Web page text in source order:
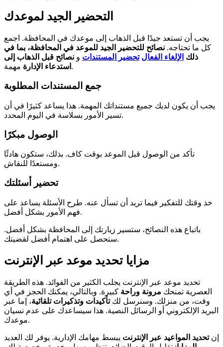
التحضير الجيد لموعدك
يجب أن تستعد جيدًا قبل الذهاب إلى موعدك في المحافظة. اجمع
كل ما تحتاجه. نصائح للتحضير الجيد للموعد في المحافظة، بما في
ذلك الإلغاء الفعال تحضير المستندات و نصائح قبل الذهاب إلى
استدعاء الإدارة مهمة.
جمع المستندات المطلوبة
يجب أن يكون لديك جميع مستنداتك المهمة. هذا يساعد كثيرًا في أن
تسير الأمور بسلاسة في اليوم المحدد.
الوصول مبكرًا
تأكد من الوصول قبل الموعد بوقت كاف. بذلك، ستكون هادئًا
ومستعدًا للنقاش.
تحضير أسئلتك
خذ وقتك للتفكير فيما تريد أن تسأل عنه. طرح الأسئلة يساعد على
فهم الأمور بشكل أفضل.
باتباع هذه النصائح، ستسير زيارتك إلى المحافظة بشكل أفضل.
ستحصل على اهتمام أفضل لقضيتك.
مزايا تحديد موعد عبر الإنترنت
تحديد موعد عبر الإنترنت يجلب الكثير من الفوائد. هذه الطريقة
العصرية تمنحك مرونة وراحة كبيرة. وبالتالي، يمكنك الحجز في أي
وقت، من منزلك. وسنرسل لكتأكيدات وتذكيرات تلقائية، إما عبر
البريد الإلكتروني أو الرسائل النصية. هذا سيساعدك على عدم نسيان
موعدك.
إنتحديد المواعيد عبر الإنترنت يبسط مهامك الإدارية. يوفر لك العديد